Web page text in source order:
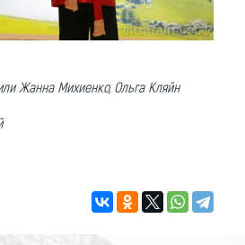
Жанна Михиенко, Ольга Кляйн